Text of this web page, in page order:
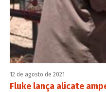
12 de agosto de 2021
Fluke lança alicate